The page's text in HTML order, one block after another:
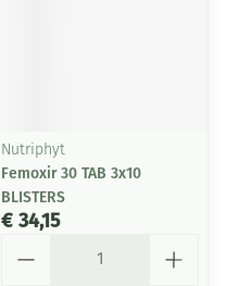
Nutriphyt
Femoxir 30 TAB 3x10
BLISTERS
€ 34,15